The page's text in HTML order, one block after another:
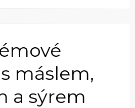
máslem,
a sýrem